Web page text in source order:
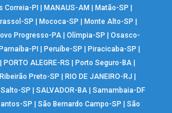
Correia-PI MANAUS-AM Matão-SP
SP Mococa-SP Monte Alto-SP
Progresso-PA |Olímpia-SP |Osasco-
Parnaíba-PI Peruíbe-SP Piracicaba-SP
PORTO ALEGRE-RS Porto Seguro-BA
Ribeirão Preto-SP RIO DE JANEIRO-RJ
Salto-SP SALVADOR-BA| Samambaia-DF
SP |São Bernardo Campo-SP |São